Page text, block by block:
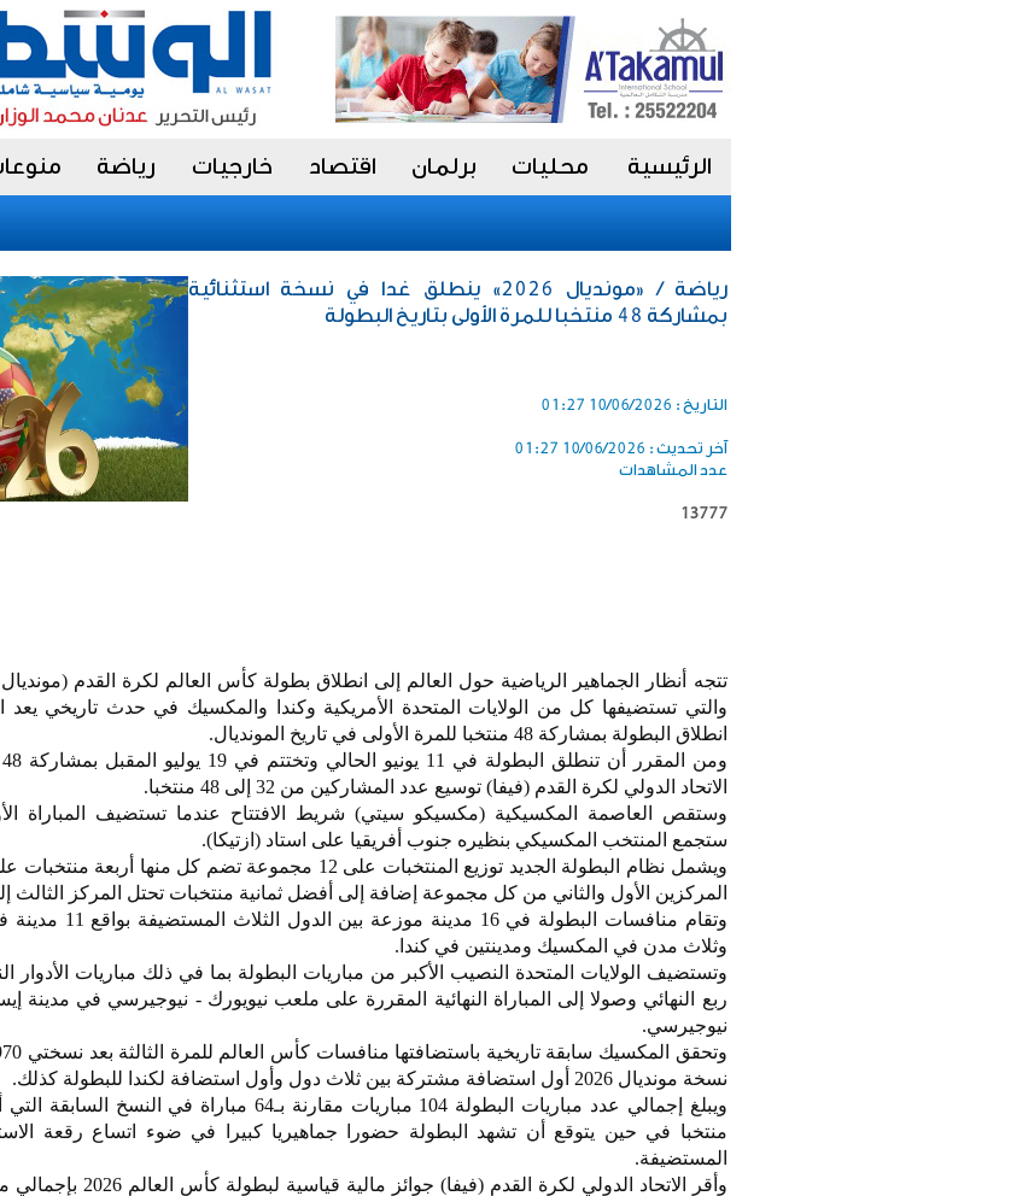
الرئيسية محليات برلمان اقتصاد خارجيات رياضة
رياضة / «مونديال 2026» ينطلق غدا في نسخة استثنائية
بمشاركة 48 منتخبا للمرة الأولى بتاريخ البطولة
التاريخ : 10/06/2026 01:27
آخر تحديث : 10/06/2026 01:27
عدد المشاهدات
13777
والتي تستضيفها كل من الولايات المتحدة الأمريكية وكندا والمكسيك في حدث تاريخي يعد
انطلاق البطولة بمشاركة 48 منتخبا للمرة الأولى في تاريخ المونديال.
الاتحاد الدولي لكرة القدم (فيفا) توسيع عدد المشاركين من 32 إلى 48 منتخبا.
وستقص العاصمة المكسيكية (مكسيكو سيتي) شريط الافتتاح عندما تستضيف المباراة
ستجمع المنتخب المكسيكي بنظيره جنوب أفريقيا على استاد (ازتيكا).
ويشمل نظام البطولة الجديد توزيع المنتخبات على 12 مجموعة تضم كل
المركزين الأول والثاني من كل مجموعة إضافة إلى أفضل ثمانية منتخبات تحتل المركز الثالث إلى
وتقام منافسات البطولة في
وثلاث مدن في المكسيك ومدينتين في كندا.
وتستضيف الولايات المتحدة النصيب الأكبر من مباريات البطولة بما في ذلك مباريات الأدوار
ربع النهائي وصولا إلى المباراة النهائية المقررة على ملعب نيويورك - نيوجيرسي في مدينة
نيوجيرسي.
نسخة مونديال 2026 أول استضافة مشتركة بين ثلاث دول وأول استضافة لكندا للبطولة كذلك.
منتخبا في حين يتوقع أن تشهد البطولة حضورا جماهيريا كبيرا في ضوء اتساع رقعة
المستضيفة.
وأقر الاتحاد الدولي لكرة القدم